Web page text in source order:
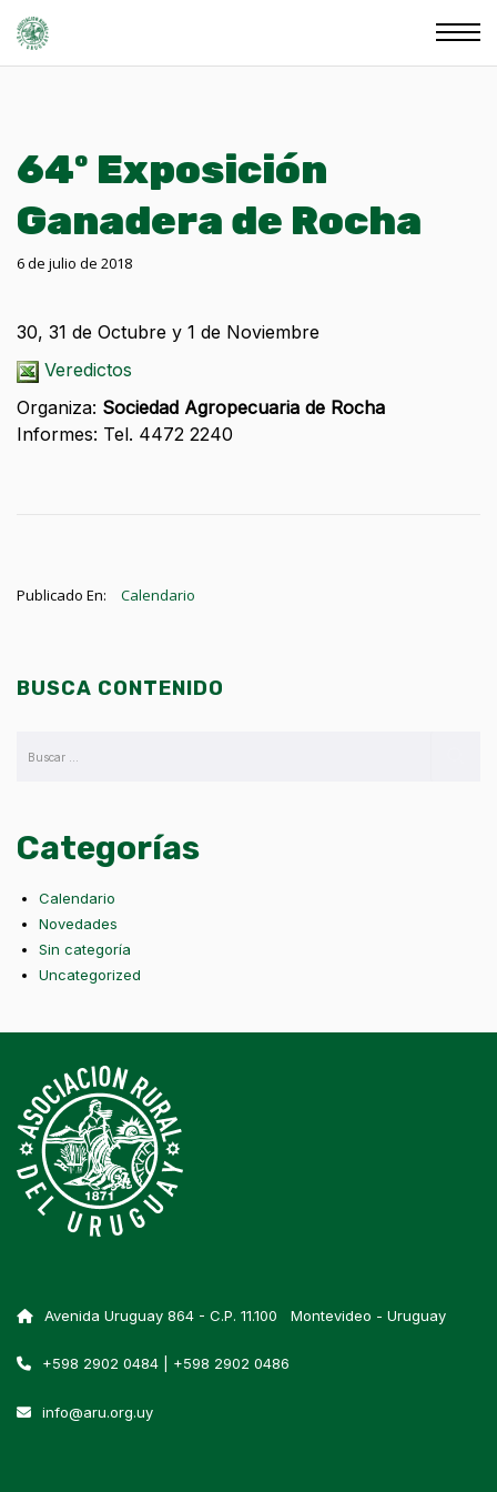
64º Exposición
Ganadera de Rocha
6 de julio de 2018
30, 31 de Octubre y 1 de Noviembre
Veredictos
Organiza: Sociedad Agropecuaria de Rocha
Informes: Tel. 4472 2240
Publicado En: Calendario
BUSCA CONTENIDO
Categorías
Calendario
Novedades
Sin categoría
Uncategorized
Avenida Uruguay 864 - C.P. 11.100 Montevideo - Uruguay
+598 2902 0484 | +598 2902 0486
info@aru.org.uy